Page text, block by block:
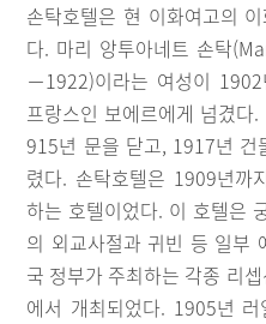
손탁호텔은 현 이화여고의
다. 마리 앙투아네트 손탁
－1922)이라는 여성이
프랑스인 보에르에게 넘겼
915년 문을 닫고, 1917년 건
렸다. 손탁호텔은 1909년까
하는 호텔이었다. 이 호텔은
의 외교사절과 귀빈 등 일부
국 정부가 주최하는 각종 리
에서 개최되었다. 1905년